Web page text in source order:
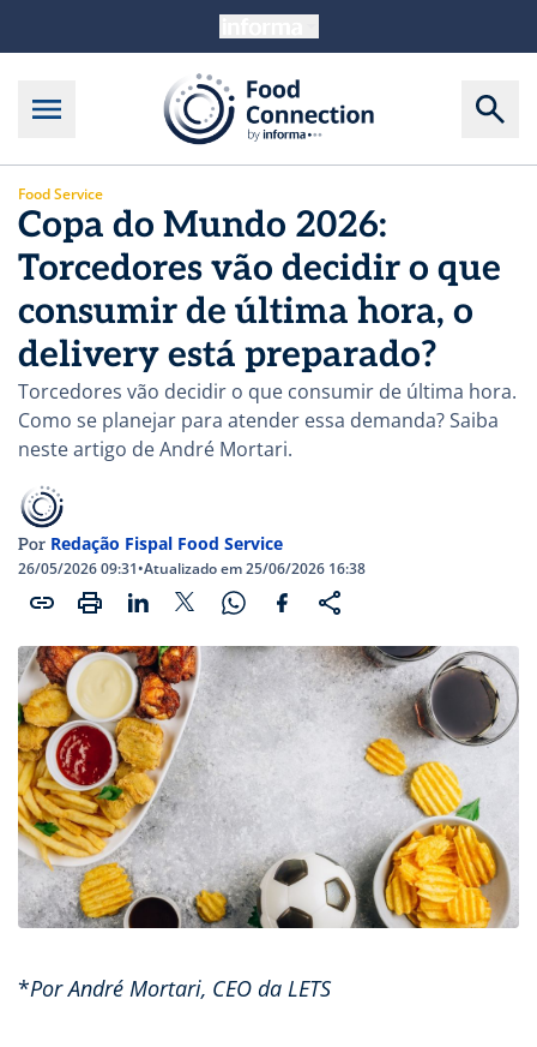
Food Service
Copa do Mundo 2026:
Torcedores vão decidir o que
consumir de última hora, o
delivery está preparado?
Torcedores vão decidir o que consumir de última hora.
Como se planejar para atender essa demanda? Saiba
neste artigo de André Mortari.
Por Redação Fispal Food Service
26/05/2026 09:31•Atualizado em 25/06/2026 16:38
*Por André Mortari, CEO da LETS